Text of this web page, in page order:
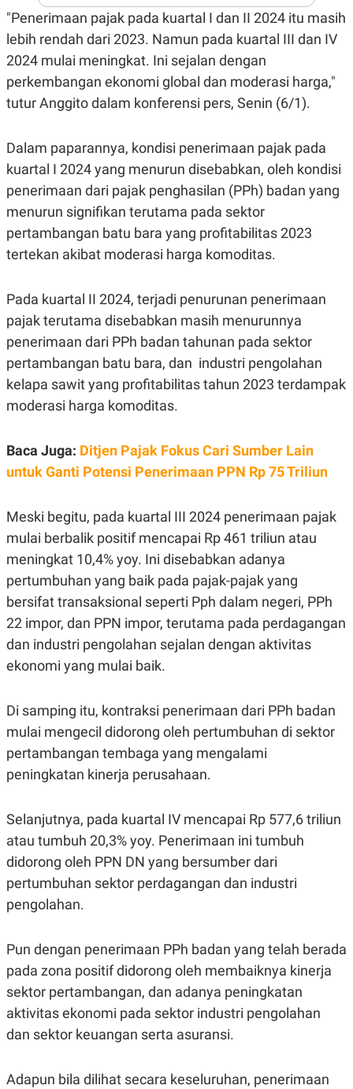
S
E
M
E
N
E
A
N
V
L
E
T
R
I
KANAL
P
U
A
T
A
I
M
G
E
K
O
N
N
V
L
P
S
JARINGAN
K
N
T
A
C
D
M
Y
P
E
S
L
A
E
.
L
N
G
G
A
A
E
T
A
K
N
E
R
J
E
T
E
N
P
P
D
E
I
"Penerimaan pajak pada kuartal I dan II 2024 itu masih
lebih rendah dari 2023. Namun pada kuartal III dan IV
2024 mulai meningkat. Ini sejalan dengan
perkembangan ekonomi global dan moderasi harga,"
tutur Anggito dalam konferensi pers, Senin (6/1).
Dalam paparannya, kondisi penerimaan pajak pada
kuartal I 2024 yang menurun disebabkan, oleh kondisi
penerimaan dari pajak penghasilan (PPh) badan yang
menurun signifikan terutama pada sektor
pertambangan batu bara yang profitabilitas 2023
tertekan akibat moderasi harga komoditas.
Pada kuartal II 2024, terjadi penurunan penerimaan
pajak terutama disebabkan masih menurunnya
penerimaan dari PPh badan tahunan pada sektor
pertambangan batu bara, dan industri pengolahan
kelapa sawit yang profitabilitas tahun 2023 terdampak
moderasi harga komoditas.
Baca Juga: Ditjen Pajak Fokus Cari Sumber Lain
untuk Ganti Potensi Penerimaan PPN Rp 75 Triliun
Meski begitu, pada kuartal III 2024 penerimaan pajak
mulai berbalik positif mencapai Rp 461 triliun atau
meningkat 10,4% yoy. Ini disebabkan adanya
pertumbuhan yang baik pada pajak-pajak yang
bersifat transaksional seperti Pph dalam negeri, PPh
22 impor, dan PPN impor, terutama pada perdagangan
dan industri pengolahan sejalan dengan aktivitas
ekonomi yang mulai baik.
Di samping itu, kontraksi penerimaan dari PPh badan
mulai mengecil didorong oleh pertumbuhan di sektor
pertambangan tembaga yang mengalami
peningkatan kinerja perusahaan.
Selanjutnya, pada kuartal IV mencapai Rp 577,6 triliun
atau tumbuh 20,3% yoy. Penerimaan ini tumbuh
didorong oleh PPN DN yang bersumber dari
pertumbuhan sektor perdagangan dan industri
pengolahan.
Pun dengan penerimaan PPh badan yang telah berada
pada zona positif didorong oleh membaiknya kinerja
sektor pertambangan, dan adanya peningkatan
aktivitas ekonomi pada sektor industri pengolahan
dan sektor keuangan serta asuransi.
Adapun bila dilihat secara keseluruhan, penerimaan